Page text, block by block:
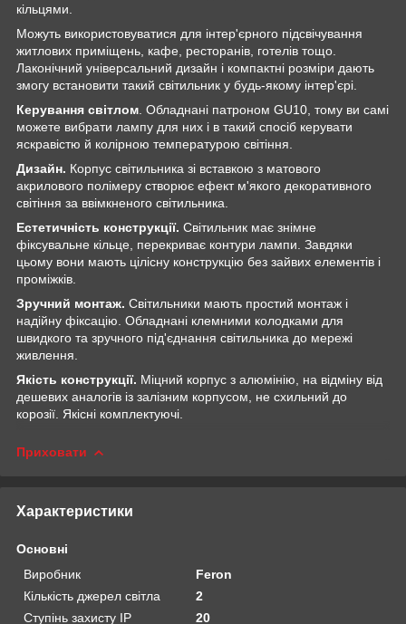
кільцями.
Можуть використовуватися для інтер'єрного підсвічування
житлових приміщень, кафе, ресторанів, готелів тощо.
Лаконічний універсальний дизайн і компактні розміри дають
змогу встановити такий світильник у будь-якому інтер'єрі.
Керування світлом . Обладнані патроном GU10, тому ви самі
можете вибрати лампу для них і в такий спосіб керувати
яскравістю й колірною температурою світіння.
Дизайн. Корпус світильника зі вставкою з матового
акрилового полімеру створює ефект м'якого декоративного
світіння за ввімкненого світильника.
Естетичність конструкції. Світильник має знімне
фіксувальне кільце, перекриває контури лампи. Завдяки
цьому вони мають цілісну конструкцію без зайвих елементів і
проміжків.
Зручний монтаж. Світильники мають простий монтаж і
надійну фіксацію. Обладнані клемними колодками для
швидкого та зручного під'єднання світильника до мережі
живлення.
Якість конструкції. Міцний корпус з алюмінію, на відміну від
дешевих аналогів із залізним корпусом, не схильний до
корозії. Якісні комплектуючі.
Приховати
Характеристики
Основні
Виробник
Feron
Кількість джерел світла
2
Ступінь захисту IP
20